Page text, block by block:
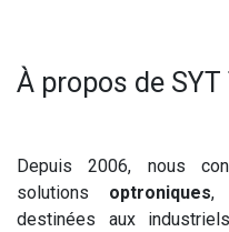
À propos de
Depuis 2006, nous
solutions optroniques,
destinées aux